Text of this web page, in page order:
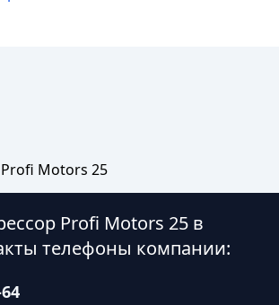
Motors 25
Profi Motors 25 в
телефоны компании: